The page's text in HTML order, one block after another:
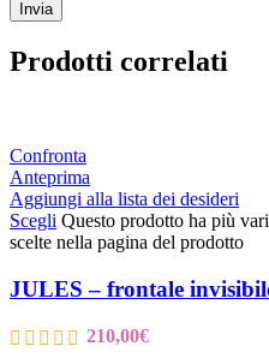
Prodotti correlati
Confronta
Anteprima
Aggiungi alla lista dei desideri
Scegli Questo prodotto ha più
scelte nella pagina del prodotto
JULES – frontale
210,00€